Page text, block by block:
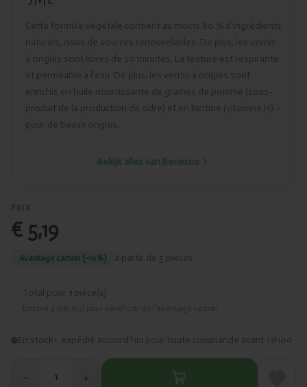
Cette formule végétale contient au moins 80 % d’ingrédients
naturels, issus de sources renouvelables. De plus, les vernis
à ongles sont libres de 20 minutes. La texture est respirante
et perméable à l’eau. De plus, les vernis à ongles sont
enrichis en huile nourrissante de graines de pomme (sous-
produit de la production de cidre) et en biotine (vitamine H) –
pour de beaux ongles.
Bekijk alles van Benecos
PRIX
€ 5,19
Avantage carton (-10%) à partir de 5 pièces
Total pour 1 pièce(s)
En stock– expédié aujourd’hui pour toute commande avant 13h00
− 1 +